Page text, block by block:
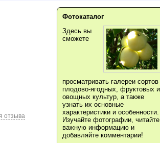
отзыва
Фотокаталог
Здесь вы
сможете
просматривать галереи сортов
плодово-ягодных, фруктовых и
овощных культур, а также
узнать их основные
характеристики и особенности.
Изучайте фотографии, читайте
важную информацию и
добавляйте комментарии!